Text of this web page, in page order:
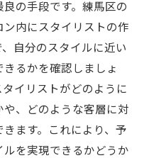
の手段です。練馬区の
内にスタイリストの作
自分のスタイルに近い
るかを確認しましょ
イリストがどのように
や、どのような客層に対
ます。これにより、予
を実現できるかどうか